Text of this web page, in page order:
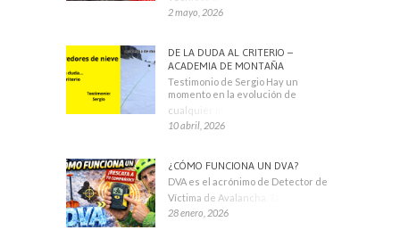
2 mayo, 2026
DE LA DUDA AL CRITERIO –
ACADEMIA DE MONTAÑA
Testimonio de Sergio Hay un
momento en la evolución de
cualquier montañero
10 abril, 2026
¿CÓMO FUNCIONA UN DVA?
DVA es el acrónimo de Detector de
Víctima de Avalancha. También se
28 enero, 2026